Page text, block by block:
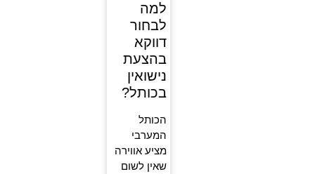
למה
לבחור
דווקא
בהצעת
נישואין
בכותל?
הכותל
המערבי
מציע אווירה
שאין לשום